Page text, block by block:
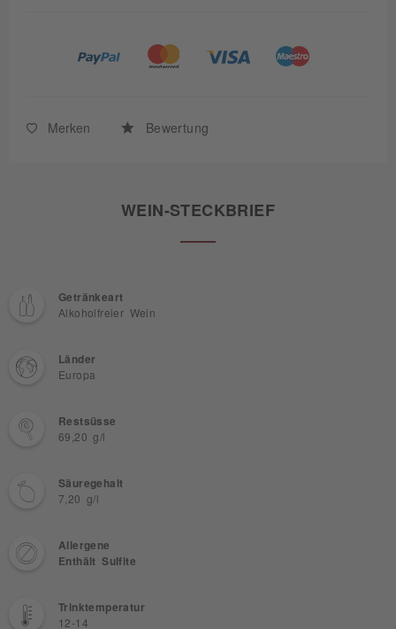
Merken Bewertung
WEIN-STECKBRIEF
Getränkeart
Alkoholfreier Wein
Länder
Europa
Restsüsse
69,20 g/l
Säuregehalt
7,20 g/l
Allergene
Enthält Sulfite
Trinktemperatur
12-14